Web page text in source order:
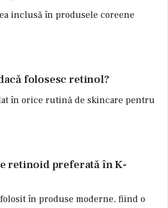
inclusă în produsele coreene
folosesc retinol?
în orice rutină de skincare pentru
retinoid preferată în K-
în produse moderne, fiind o